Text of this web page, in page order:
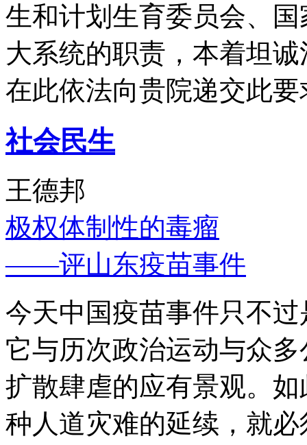
生和计划生育委员会、
大系统的职责，本着坦
在此依法向贵院递交此要
社会民生
王德邦
极权体制性的毒瘤
——评山东疫苗事件
今天中国疫苗事件只不
它与历次政治运动与众
扩散肆虐的应有景观。
种人道灾难的延续，就